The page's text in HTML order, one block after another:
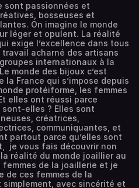
sont passionnées et
bosseuses et
On imagine le monde
léger et opulent. La réalité
exige l’excellence dans tous
acharné des artisans
internationaux à la
monde des bijoux c’est
France qui s’impose depuis
protéiforme, les femmes
elles ont réussi parce
sont-elles ? Elles sont
créatrices,
communiquantes, et
partout parce qu’elles sont
je vous fais découvrir non
réalité du monde joaillier au
de la joaillerie et je
de ces femmes de la
avec sincérité et